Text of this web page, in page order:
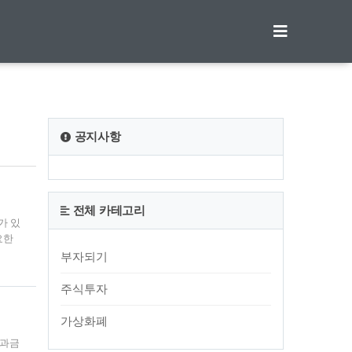
있
한
,
금
공지사항
전체 카테고리
부자되기
주식투자
가상화폐